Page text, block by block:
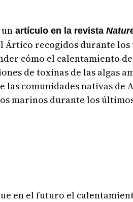
artículo en la revista
Ártico recogidos durante los
cómo el calentamiento
de toxinas de las algas
comunidades nativas de
marinos durante los últimos
en el futuro el